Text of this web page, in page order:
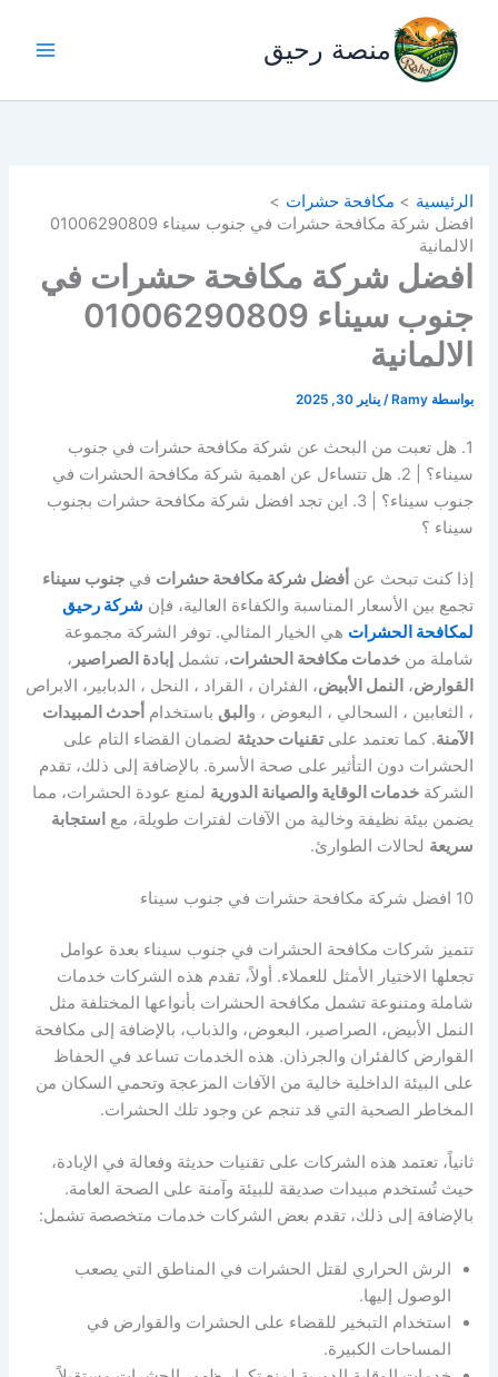
المحتوى
منصة رحيق
الرئيسية
مكافحة حشرات
افضل شركة مكافحة حشرات في جنوب سيناء 01006290809
الالمانية
افضل شركة مكافحة حشرات في
جنوب سيناء 01006290809
الالمانية
بواسطة Ramy
/يناير 30, 2025
1. هل تعبت من البحث عن شركة مكافحة حشرات في جنوب
سيناء؟ | 2. هل تتساءل عن اهمية شركة مكافحة الحشرات في
جنوب سيناء؟ | 3. اين تجد افضل شركة مكافحة حشرات بجنوب
سيناء ؟
إذا كنت تبحث عن أفضل شركة مكافحة حشرات فيجنوب سيناء
تجمع بين الأسعار المناسبة والكفاءة العالية، فإن شركة رحيق
لمكافحة الحشرات هي الخيار المثالي. توفر الشركة مجموعة
شاملة منخدمات مكافحة الحشرات، تشملإبادة الصراصير ،
القوارض، النمل الأبيض، الفئران ، القراد ، النحل ، الدبابير، الابراص
، الثعابين ، السحالي ، البعوض ، و البق باستخدام أحدث المبيدات
الآمنة. كما تعتمد علىتقنيات حديثة لضمان القضاء التام على
الحشرات دون التأثير على صحة الأسرة. بالإضافة إلى ذلك، تقدم
الشركةخدمات الوقاية والصيانة الدورية لمنع عودة الحشرات، مما
يضمن بيئة نظيفة وخالية من الآفات لفترات طويلة، مع استجابة
سريعة لحالات الطوارئ.
10 افضل شركة مكافحة حشرات في جنوب سيناء
تتميز شركات مكافحة الحشرات في جنوب سيناء بعدة عوامل
تجعلها الاختيار الأمثل للعملاء. أولاً، تقدم هذه الشركات خدمات
شاملة ومتنوعة تشمل مكافحة الحشرات بأنواعها المختلفة مثل
النمل الأبيض، الصراصير، البعوض، والذباب، بالإضافة إلى مكافحة
القوارض كالفئران والجرذان. هذه الخدمات تساعد في الحفاظ
على البيئة الداخلية خالية من الآفات المزعجة وتحمي السكان من
المخاطر الصحية التي قد تنجم عن وجود تلك الحشرات.
ثانياً، تعتمد هذه الشركات على تقنيات حديثة وفعالة في الإبادة،
حيث تُستخدم مبيدات صديقة للبيئة وآمنة على الصحة العامة.
بالإضافة إلى ذلك، تقدم بعض الشركات خدمات متخصصة تشمل:
الرش الحراري لقتل الحشرات في المناطق التي يصعب
الوصول إليها.
استخدام التبخير للقضاء على الحشرات والقوارض في
المساحات الكبيرة.